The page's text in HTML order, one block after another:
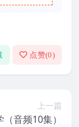
点赞(0)
上一篇
音频10集）